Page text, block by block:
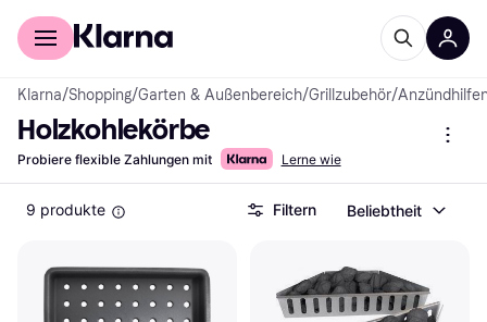
Für Shopper
Klarna/Shopping/Garten & Außenbereich/Grillzubehör/
Holzkohlekörbe
Probiere flexible Zahlungen mit Lerne wie
9 produkte Filtern Beliebtheit